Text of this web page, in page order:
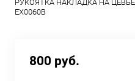
РУКОЯТКА НАКЛАДКА НА ЦЕВЬЕ
EX0060B
800 руб.